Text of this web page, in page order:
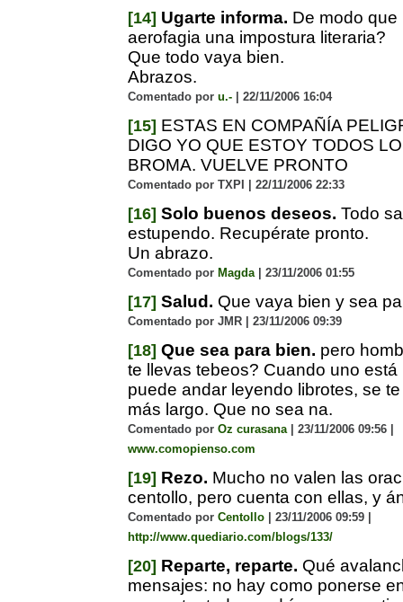
[14] Ugarte informa. De modo que
aerofagia una impostura literaria?
Que todo vaya bien.
Abrazos.
Comentado por u.- | 22/11/2006 16:04
[15] ESTAS EN COMPAÑÍA
DIGO YO QUE ESTOY TODOS
BROMA. VUELVE PRONTO
Comentado por TXPI | 22/11/2006 22:33
[16] Solo buenos deseos. Todo
estupendo. Recupérate pronto.
Un abrazo.
Comentado por Magda| 23/11/2006 01:55
[17] Salud. Que vaya bien y sea
Comentado por JMR | 23/11/2006 09:39
[18] Que sea para bien. pero
te llevas tebeos? Cuando uno está
puede andar leyendo librotes, se
más largo. Que no sea na.
Comentado por Oz curasana| 23/11/2006 09:56 |
www.comopienso.com
[19] Rezo. Mucho no valen las
centollo, pero cuenta con ellas, y
Comentado por Centollo | 23/11/2006 09:59 |
http://www.quediario.com/blogs/133/
[20] Reparte, reparte. Qué
mensajes: no hay como ponerse